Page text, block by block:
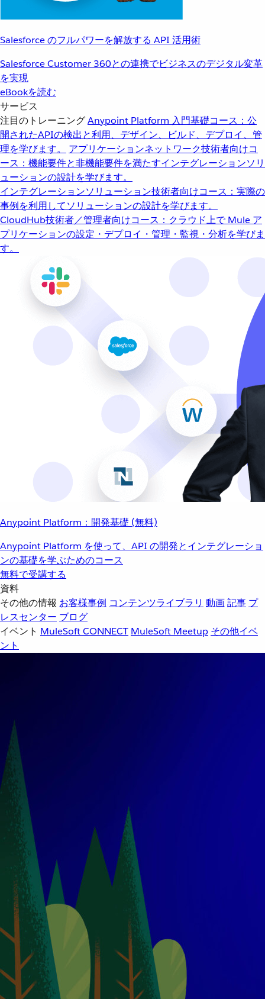
Salesforce のフルパワーを解放する API 活用術
Salesforce Customer 360との連携でビジネスのデジタル変革
を実現
eBookを読む
サービス
注目のトレーニングAnypoint Platform 入門基礎コース：公
開されたAPIの検出と利用、デザイン、ビルド、デプロイ、管
理を学びます。
アプリケーションネットワーク技術者向けコ
ース：機能要件と非機能要件を満たすインテグレーションソリ
ューションの設計を学びます。
インテグレーションソリューション技術者向けコース：実際の
事例を利用してソリューションの設計を学びます。
CloudHub技術者／管理者向けコース：クラウド上で Mule ア
プリケーションの設定・デプロイ・管理・監視・分析を学びま
す。
Anypoint Platform：開発基礎 (無料)
Anypoint Platform を使って、API の開発とインテグレーショ
ンの基礎を学ぶためのコース
無料で受講する
資料
その他の情報 お客様事例 コンテンツライブラリ 動画記事 プ
レスセンター ブログ
イベント MuleSoft CONNECT MuleSoft Meetup その他イベ
ント